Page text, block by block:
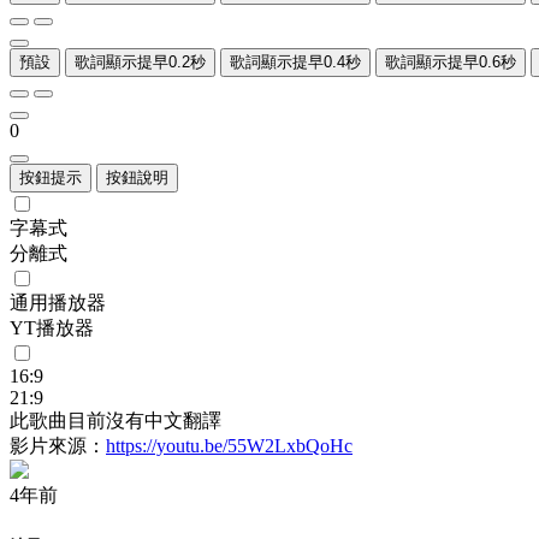
預設 歌詞顯示提早0.2秒 歌詞顯示提早0.4秒 歌詞顯示提早0.6秒
0
按鈕提示 按鈕說明
字幕式
分離式
通用播放器
YT播放器
16:9
21:9
此歌曲目前沒有中文翻譯
影片來源： https://youtu.be/55W2LxbQoHc
4年前